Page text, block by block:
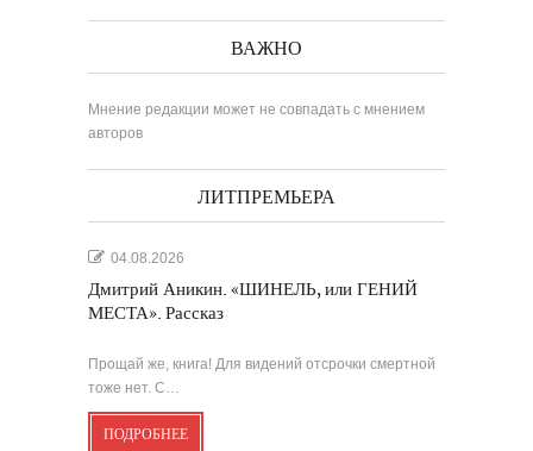
ВАЖНО
Мнение редакции может не совпадать с мнением
авторов
ЛИТПРЕМЬЕРА
04.08.2026
Дмитрий Аникин. «ШИНЕЛЬ, или ГЕНИЙ
МЕСТА». Рассказ
Прощай же, книга! Для видений отсрочки смертной
тоже нет. С…
ПОДРОБНЕЕ